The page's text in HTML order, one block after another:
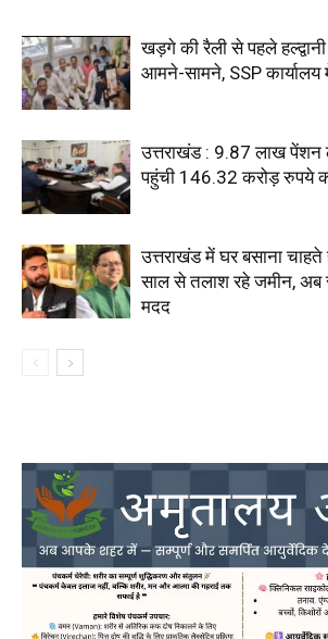
खड़गे की रैली से पहले
आमने-सामने, SSP कार्यालय
उत्तराखंड : 9.87 लाख पेंशन
पहुंची 146.32 करोड़ रुपये
उत्तराखंड में घर बसाना
साल से तलाश रहे जमीन, अब
मदद